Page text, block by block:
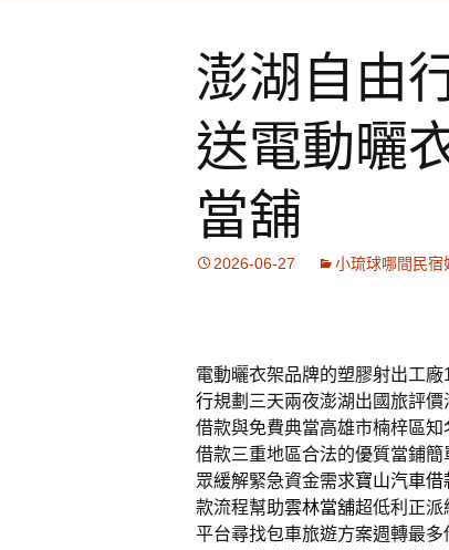
澎湖自由
送電動曬
當舖
2026-06-27 小琉球哪間民宿
電動曬衣架品牌的塑膠射出工
行規劃三天兩夜澎湖出國旅評
借款與免費典當高雄市楠梓區知
借款三重地區合法的優質當鋪簡
眾緩解緊急資金需求寶山汽車借
款流程幫助雲林當舖超低利正派
平台尋找包車旅遊方案週轉最